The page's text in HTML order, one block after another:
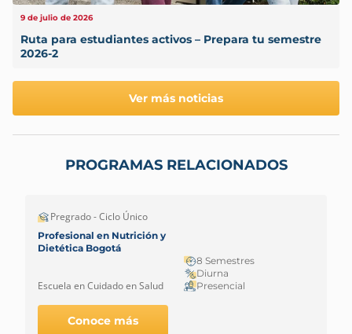
9 de julio de 2026
Ruta para estudiantes activos – Prepara tu semestre
2026-2
Ver más noticias
PROGRAMAS RELACIONADOS
Pregrado - Ciclo Único
Profesional en Nutrición y
Dietética Bogotá
Escuela en Cuidado en Salud
8 Semestres
Diurna
Presencial
Conoce más